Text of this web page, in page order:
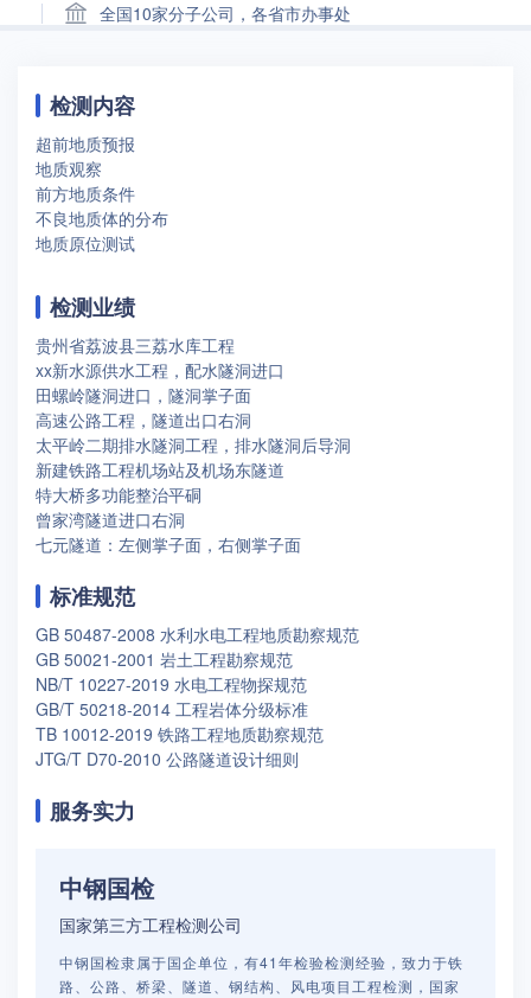
全国10家分子公司，各省市办事处
检测内容
超前地质预报
地质观察
前方地质条件
不良地质体的分布
地质原位测试
检测业绩
贵州省荔波县三荔水库工程
xx新水源供水工程，配水隧洞进口
田螺岭隧洞进口，隧洞掌子面
高速公路工程，隧道出口右洞
太平岭二期排水隧洞工程，排水隧洞后导洞
新建铁路工程机场站及机场东隧道
特大桥多功能整治平硐
曾家湾隧道进口右洞
七元隧道：左侧掌子面，右侧掌子面
标准规范
GB 50487-2008 水利水电工程地质勘察规范
GB 50021-2001 岩土工程勘察规范
NB/T 10227-2019 水电工程物探规范
GB/T 50218-2014 工程岩体分级标准
TB 10012-2019 铁路工程地质勘察规范
JTG/T D70-2010 公路隧道设计细则
服务实力
中钢国检
国家第三方工程检测公司
中钢国检隶属于国企单位，有41年检验检测经验，致力于铁
路、公路、桥梁、隧道、钢结构、风电项目工程检测，国家